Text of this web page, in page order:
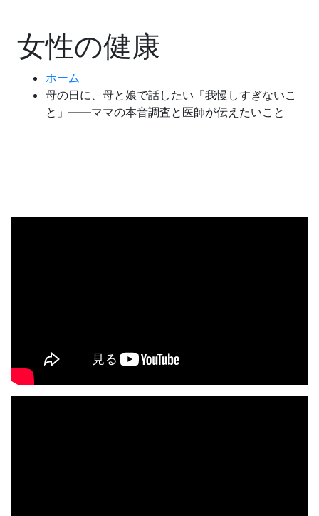
女性の健康
ホーム
母の日に、母と娘で話したい「我慢しすぎないこ
と」——ママの本音調査と医師が伝えたいこと